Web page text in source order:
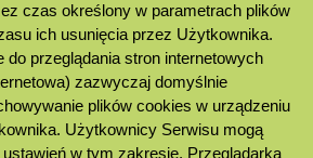
czas określony w parametrach plików
ich usunięcia przez Użytkownika.
do przeglądania stron internetowych
zazwyczaj domyślnie
plików cookies w urządzeniu
Użytkownicy Serwisu mogą
w tym zakresie. Przeglądarka